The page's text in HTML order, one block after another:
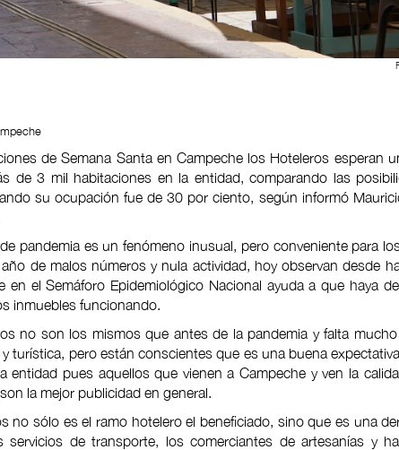
de Semana Santa en Campeche los Hoteleros esperan
de 3 mil habitaciones en la entidad, comparando las
su ocupación fue de 30 por ciento, según informó
pandemia es un fenómeno inusual, pero conveniente para
de malos números y nula actividad, hoy observan desde
en el Semáforo Epidemiológico Nacional ayuda a que haya
inmuebles funcionando.
no son los mismos que antes de la pandemia y falta mucho
turística, pero están conscientes que es una buena
entidad pues aquellos que vienen a Campeche y ven la
la mejor publicidad en general.
no sólo es el ramo hotelero el beneficiado, sino que es una
servicios de transporte, los comerciantes de artesanías y